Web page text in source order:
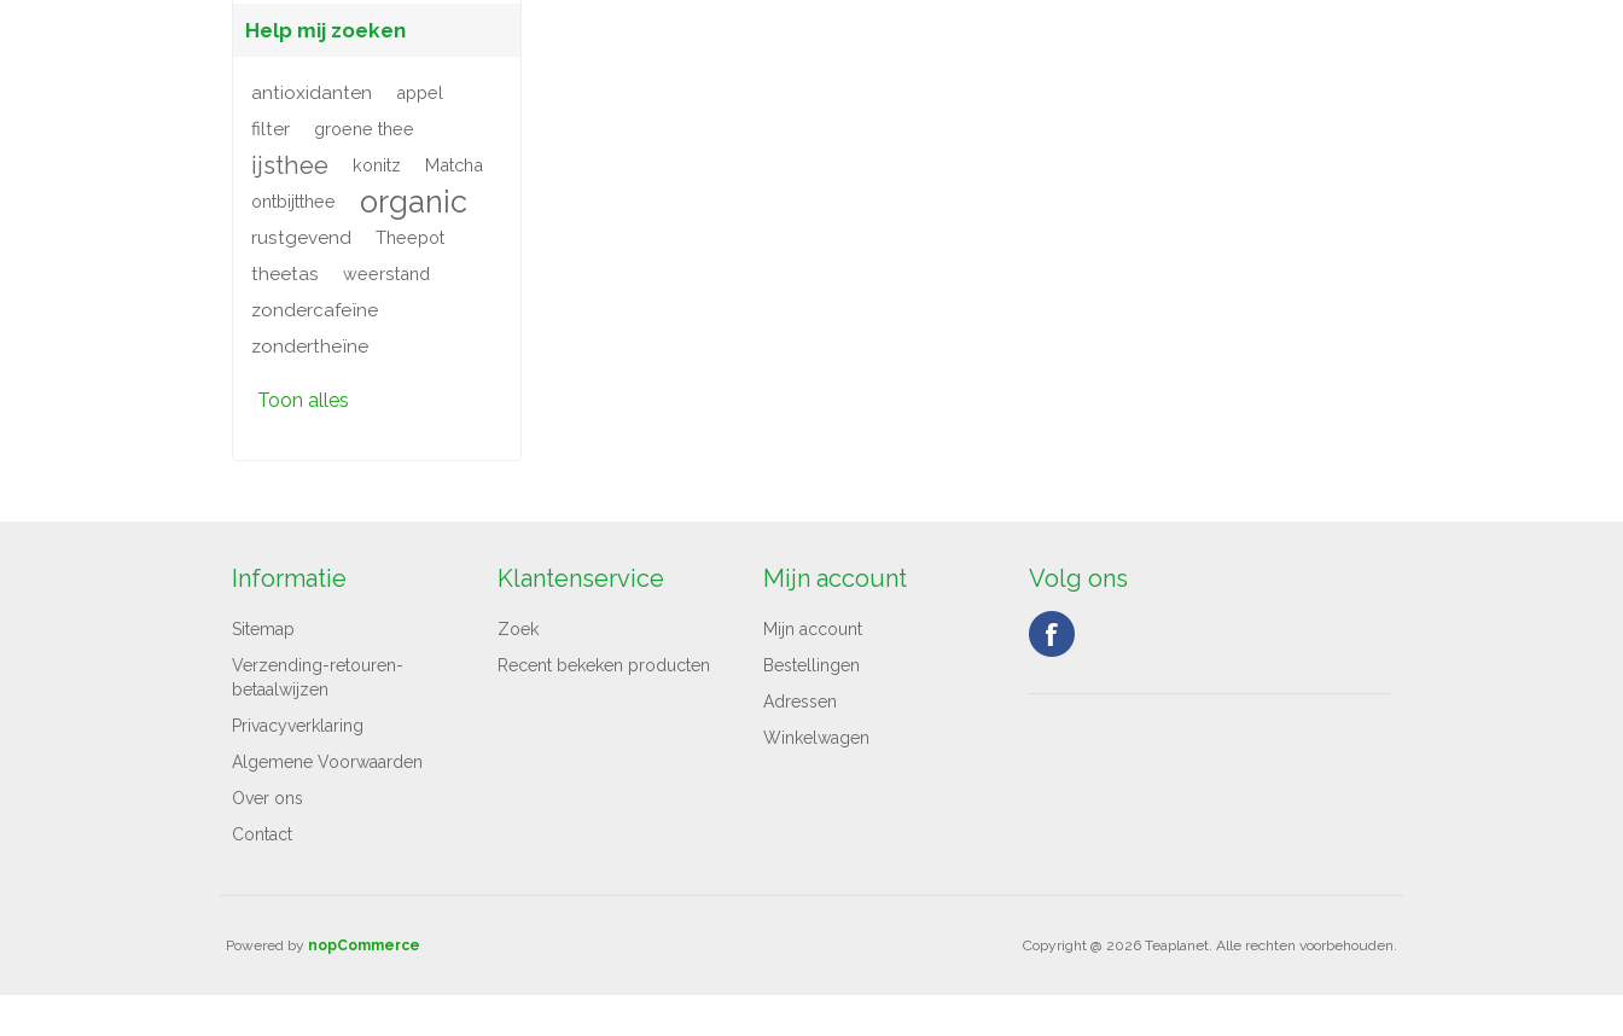
Help mij zoeken
antioxidanten appel
filter groene thee
ijsthee konitz
Matcha
ontbijtthee
organic
rustgevend Theepot
theetas weerstand
zondercafeïne
zondertheïne
Toon alles
Informatie
Sitemap
Verzending-retouren-
betaalwijzen
Privacyverklaring
Algemene Voorwaarden
Over ons
Contact
Klantenservice
Zoek
Recent bekeken producten
Mijn account
Mijn account
Bestellingen
Adressen
Winkelwagen
Volg ons
Copyright @ 2026 Teaplanet. Alle rechten voorbehouden.
Powered by nopCommerce